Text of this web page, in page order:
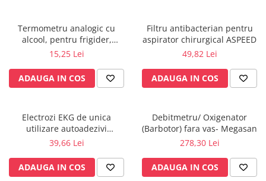
Injectomate
CPAP si AUTOCPAP
Instalatii gaze medicinale
Statii gaze medicinale
Prize gaze medicinale
Regulatoare presiune gaze
medicinale
Butelii gaze medicale
Termometru analogic cu
alcool, pentru frigider,
congelator, vitrina frigorifica -
15,25 Lei
ADAUGA IN COS
Filtru antibacterian pentru
aspirator chirurgical ASPEED
49,82 Lei
ADAUGA IN COS
Electrozi EKG de unica
utilizare autoadezivi
36x40mm cu capsa, pachet
39,66 Lei
ADAUGA IN COS
Debitmetru/ Oxigenator
(Barbotor) fara vas- Megasan
278,30 Lei
ADAUGA IN COS